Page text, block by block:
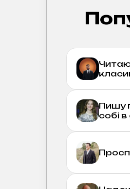
Читаю
Пишу
собі в